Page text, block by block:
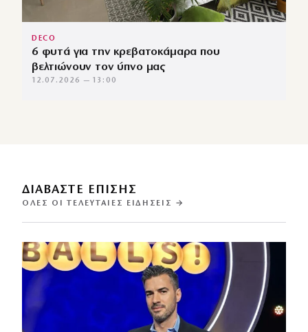
DECO
6 φυτά για την κρεβατοκάμαρα που
βελτιώνουν τον ύπνο μας
12.07.2026 — 13:00
ΔΙΑΒΑΣΤΕ ΕΠΙΣΗΣ
ΌΛΕΣ ΟΙ ΤΕΛΕΥΤΑΊΕΣ ΕΙΔΉΣΕΙΣ →